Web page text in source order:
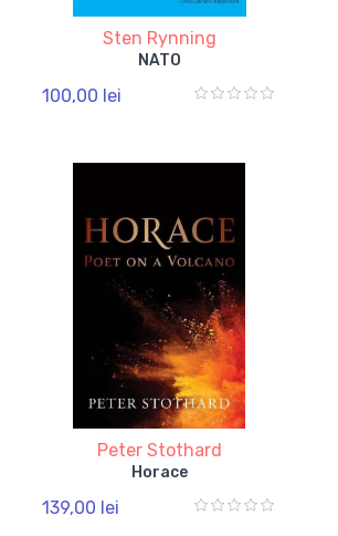
Sten Rynning
NATO
100,00 lei
Peter Stothard
Horace
139,00 lei